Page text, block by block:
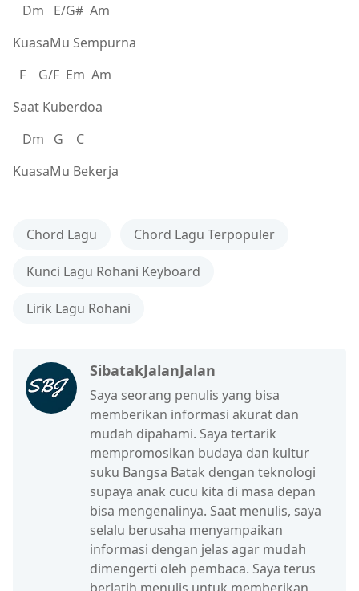
Dm E/G# Am
KuasaMu Sempurna
F G/F Em Am
Saat Kuberdoa
Dm G C
KuasaMu Bekerja
Chord Lagu Chord Lagu Terpopuler
Kunci Lagu Rohani Keyboard
Lirik Lagu Rohani
SibatakJalanJalan
Saya seorang penulis yang bisa
memberikan informasi akurat dan
mudah dipahami. Saya tertarik
mempromosikan budaya dan kultur
suku Bangsa Batak dengan teknologi
supaya anak cucu kita di masa depan
bisa mengenalinya. Saat menulis, saya
selalu berusaha menyampaikan
informasi dengan jelas agar mudah
dimengerti oleh pembaca. Saya terus